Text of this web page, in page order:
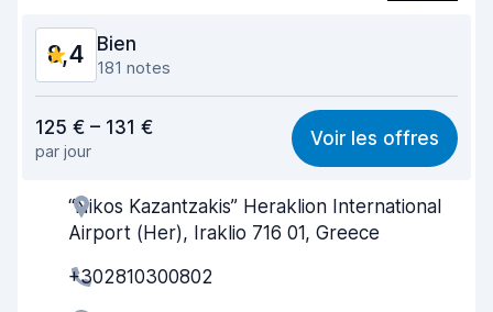
8,4 Bien
181 notes
8,3
Recherche facile 8,3
Agent serviable 8,4
125 € – 131 €
par jour
Voir les offres
“Nikos Kazantzakis” Heraklion International
Airport (Her), Iraklio 716 01, Greece
+302810300802